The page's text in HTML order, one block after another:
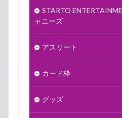
STARTO
ャニーズ
アスリート
カード枠
グッズ